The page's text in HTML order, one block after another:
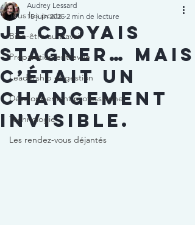
Tous les posts
Bien-être au travail
Préparation entrevue
Leadership et gestion
Développement professionnel
Technologie
Les rendez-vous déjantés
Je croyais
stagner… mais
c’était un
changement
invisible.
Audrey Lessard
15 juin 2025 2 min de lecture